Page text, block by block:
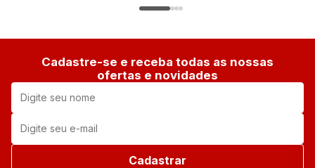
Cadastre-se e receba todas as nossas
ofertas e novidades
Cadastrar